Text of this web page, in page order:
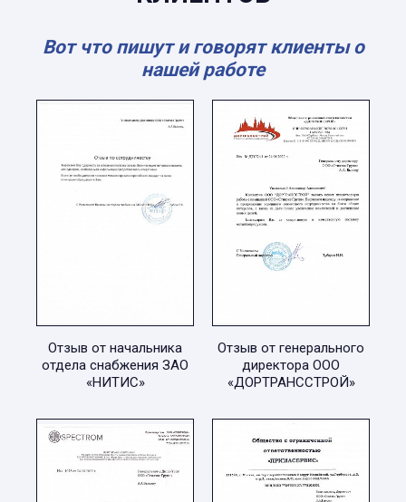
Вот что пишут и говорят клиенты о
нашей работе
Отзыв от начальника
отдела снабжения ЗАО
«НИТИС»
Отзыв от генерального
директора ООО
«ДОРТРАНССТРОЙ»